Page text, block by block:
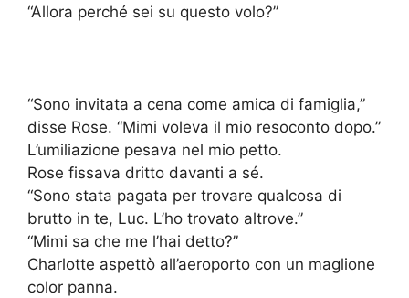
“Allora perché sei su questo volo?”
“Sono invitata a cena come amica di famiglia,”
disse Rose. “Mimi voleva il mio resoconto dopo.”
L’umiliazione pesava nel mio petto.
Rose fissava dritto davanti a sé.
“Sono stata pagata per trovare qualcosa di
brutto in te, Luc. L’ho trovato altrove.”
“Mimi sa che me l’hai detto?”
Charlotte aspettò all’aeroporto con un maglione
color panna.